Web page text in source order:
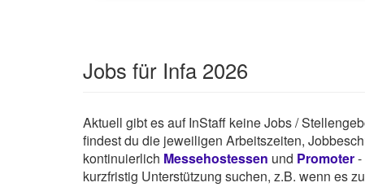
Jobs für Infa 2026
Aktuell gibt es auf InStaff keine Jobs /
findest du die jeweiligen Arbeitszeiten,
kontinuierlich Messehostessen und Promoter-
kurzfristig Unterstützung suchen, z.B. wenn es